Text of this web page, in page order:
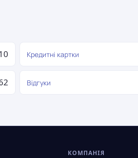
Кредитні картки
Відгуки
КОМПАНІЯ